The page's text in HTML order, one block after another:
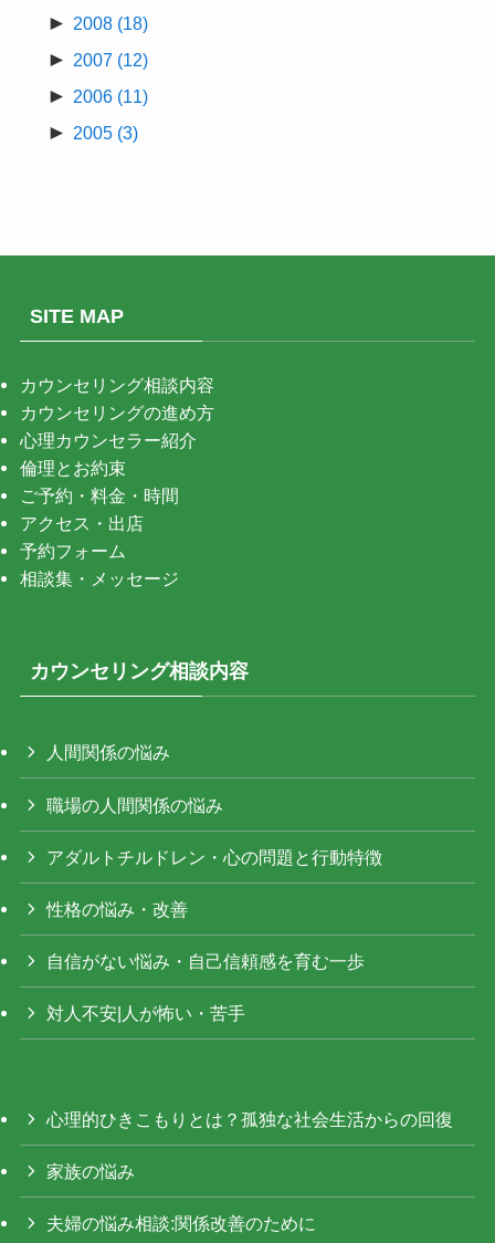
► 2008 (18)
► 2007 (12)
► 2006 (11)
► 2005 (3)
SITE MAP
カウンセリング相談内容
カウンセリングの進め方
心理カウンセラー紹介
倫理とお約束
ご予約・料金・時間
アクセス・出店
予約フォーム
相談集・メッセージ
カウンセリング相談内容
人間関係の悩み
職場の人間関係の悩み
アダルトチルドレン・心の問題と行動特徴
性格の悩み・改善
自信がない悩み・自己信頼感を育む一歩
対人不安|人が怖い・苦手
心理的ひきこもりとは？孤独な社会生活からの回復
家族の悩み
夫婦の悩み相談:関係改善のために